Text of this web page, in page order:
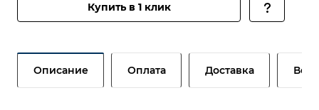
Купить в 1 клик
Описание Оплата Доставка